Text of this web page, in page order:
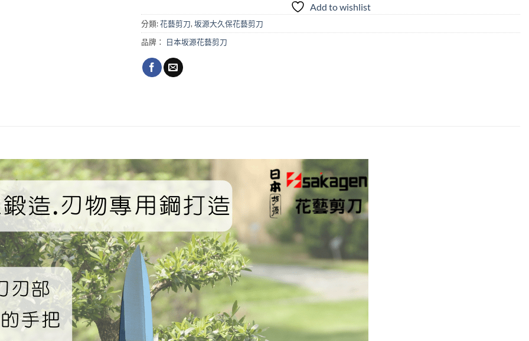
Add to wishlist
分類:花藝剪刀, 坂源大久保花藝剪刀
品牌：
日本坂源花藝剪刀